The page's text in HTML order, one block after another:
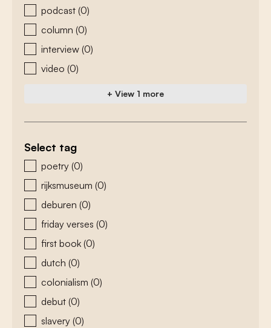
podcast (0)
column (0)
interview (0)
video (0)
+ View 1 more
Select tag
zoeken - tags
poetry (0)
rijksmuseum (0)
deburen (0)
friday verses (0)
first book (0)
dutch (0)
colonialism (0)
debut (0)
slavery (0)